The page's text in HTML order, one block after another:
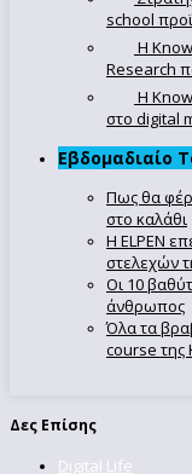
school
Η
Research
Η
στο digital
Εβδομαδιαίο
Πως θα
στο καλάθι
Η ELPEN
στελεχών
Οι 10
άνθρωπος
Όλα τα
course της
Δες Επίσης
Digital Life